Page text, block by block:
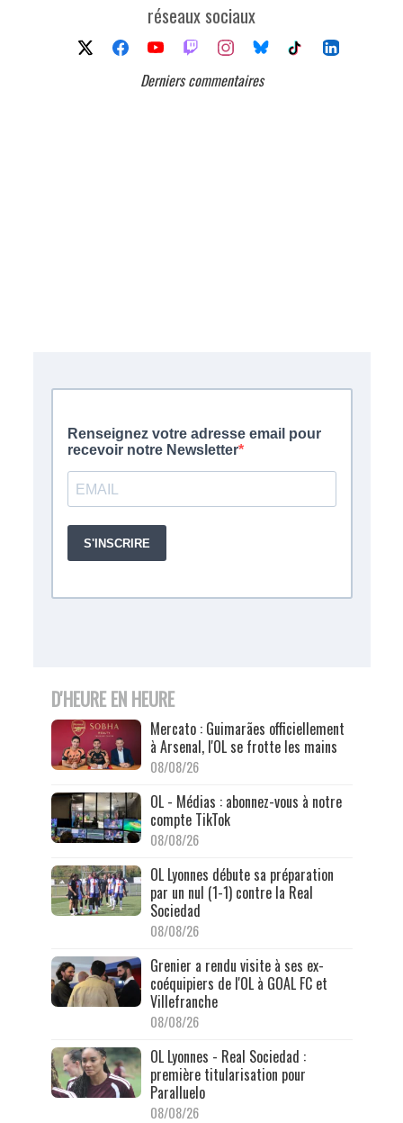
réseaux sociaux
Derniers commentaires
D'HEURE EN HEURE
Mercato : Guimarães officiellement
à Arsenal, l'OL se frotte les mains
08/08/26
OL - Médias : abonnez-vous à notre
compte TikTok
08/08/26
OL Lyonnes débute sa préparation
par un nul (1-1) contre la Real
Sociedad
08/08/26
Grenier a rendu visite à ses ex-
coéquipiers de l'OL à GOAL FC et
Villefranche
08/08/26
OL Lyonnes - Real Sociedad :
première titularisation pour
Paralluelo
08/08/26